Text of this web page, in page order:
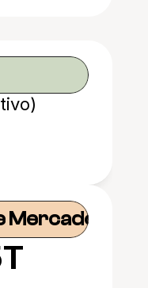
Mercado